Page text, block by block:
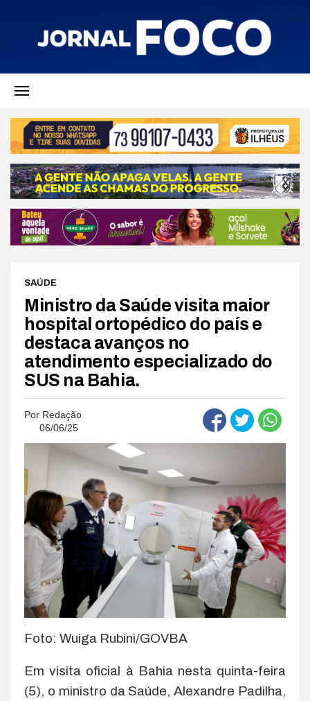
SAÚDE
Ministro da Saúde visita maior
hospital ortopédico do país e
destaca avanços no
atendimento especializado do
SUS na Bahia.
Por Redação
06/06/25
Foto: Wuiga Rubini/GOVBA
Em visita oficial à Bahia nesta quinta-feira
(5), o ministro da Saúde, Alexandre Padilha,